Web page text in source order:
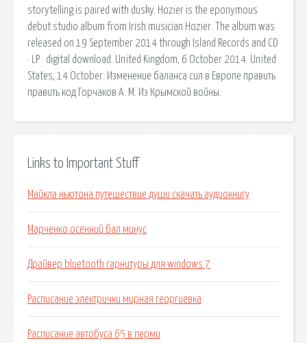
storytelling is paired with dusky. Hozier is the eponymous
debut studio album from Irish musician Hozier. The album was
released on 19 September 2014 through Island Records and CD
· LP · digital download. United Kingdom, 6 October 2014. United
States, 14 October. Изменение баланса сил в Европе править
править код Горчаков А. М. Из Крымской войны.
Links to Important Stuff
Майкла ньютона путешествие души скачать аудиокнигу
Марченко осенний бал минус
Драйвер bluetooth гарнитуры для windows 7
Расписание электрички мирная георгиевка
Расписание автобуса 65 в перми